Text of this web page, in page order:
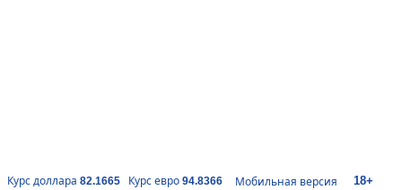
Курс доллара 82.1665 Курс евро 94.8366 Мобильная версия 18+